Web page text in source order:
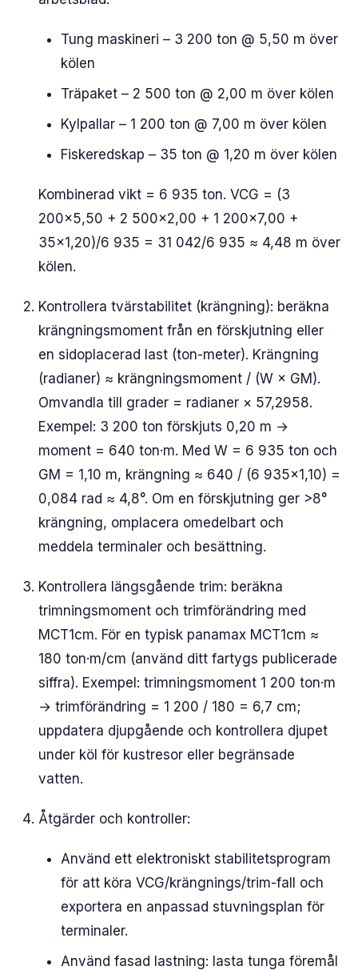
Tung maskineri – 3 200 ton @ 5,50 m över
kölen
Träpaket – 2 500 ton @ 2,00 m över kölen
Kylpallar – 1 200 ton @ 7,00 m över kölen
Fiskeredskap – 35 ton @ 1,20 m över kölen
Kombinerad vikt = 6 935 ton. VCG = (3
200×5,50 + 2 500×2,00 + 1 200×7,00 +
35×1,20)/6 935 = 31 042/6 935 ≈ 4,48 m över
kölen.
Kontrollera tvärstabilitet (krängning): beräkna
krängningsmoment från en förskjutning eller
en sidoplacerad last (ton-meter). Krängning
(radianer) ≈ krängningsmoment / (W × GM).
Omvandla till grader = radianer × 57,2958.
Exempel: 3 200 ton förskjuts 0,20 m →
moment = 640 ton·m. Med W = 6 935 ton och
GM = 1,10 m, krängning ≈ 640 / (6 935×1,10) =
0,084 rad ≈ 4,8°. Om en förskjutning ger >8°
krängning, omplacera omedelbart och
meddela terminaler och besättning.
Kontrollera längsgående trim: beräkna
trimningsmoment och trimförändring med
MCT1cm. För en typisk panamax MCT1cm ≈
180 ton·m/cm (använd ditt fartygs publicerade
siffra). Exempel: trimningsmoment 1 200 ton·m
→ trimförändring = 1 200 / 180 = 6,7 cm;
uppdatera djupgående och kontrollera djupet
under köl för kustresor eller begränsade
vatten.
Åtgärder och kontroller:
Använd ett elektroniskt stabilitetsprogram
för att köra VCG/krängnings/trim-fall och
exportera en anpassad stuvningsplan för
terminaler.
Använd fasad lastning: lasta tunga föremål